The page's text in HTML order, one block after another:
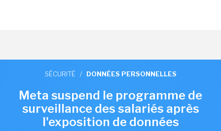
SÉCURITÉ / DONNÉES PERSONNELLES
Meta suspend le programme de
surveillance des salariés après
l'exposition de données